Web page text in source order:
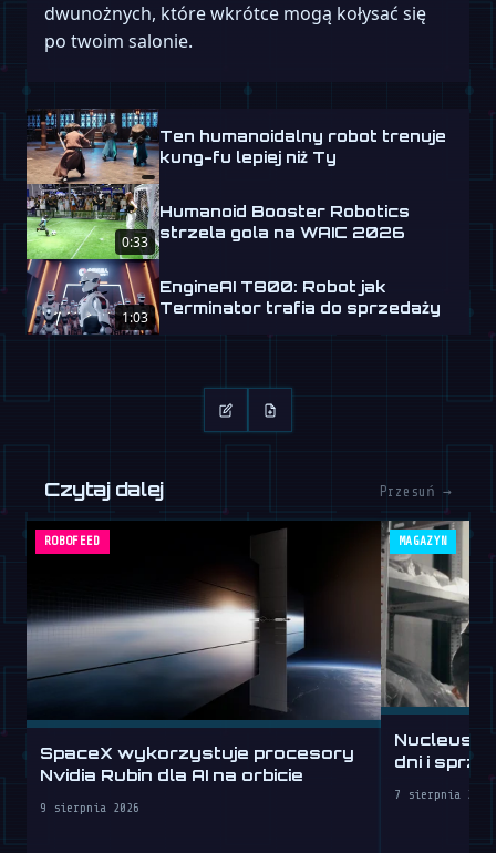
dwunożnych, które wkrótce mogą kołysać się
po twoim salonie.
Ten humanoidalny robot trenuje
kung-fu lepiej niż Ty
0:33
Humanoid Booster Robotics
strzela gola na WAIC 2026
1:03
EngineAI T800: Robot jak
Terminator trafia do sprzedaży
Czytaj dalej Przesuń →
ROBOFEED
SpaceX wykorzystuje procesory
Nvidia Rubin dla AI na orbicie
9 sierpnia 2026
MAGAZYN
Nucleus
dni i
7 sierpnia 2026